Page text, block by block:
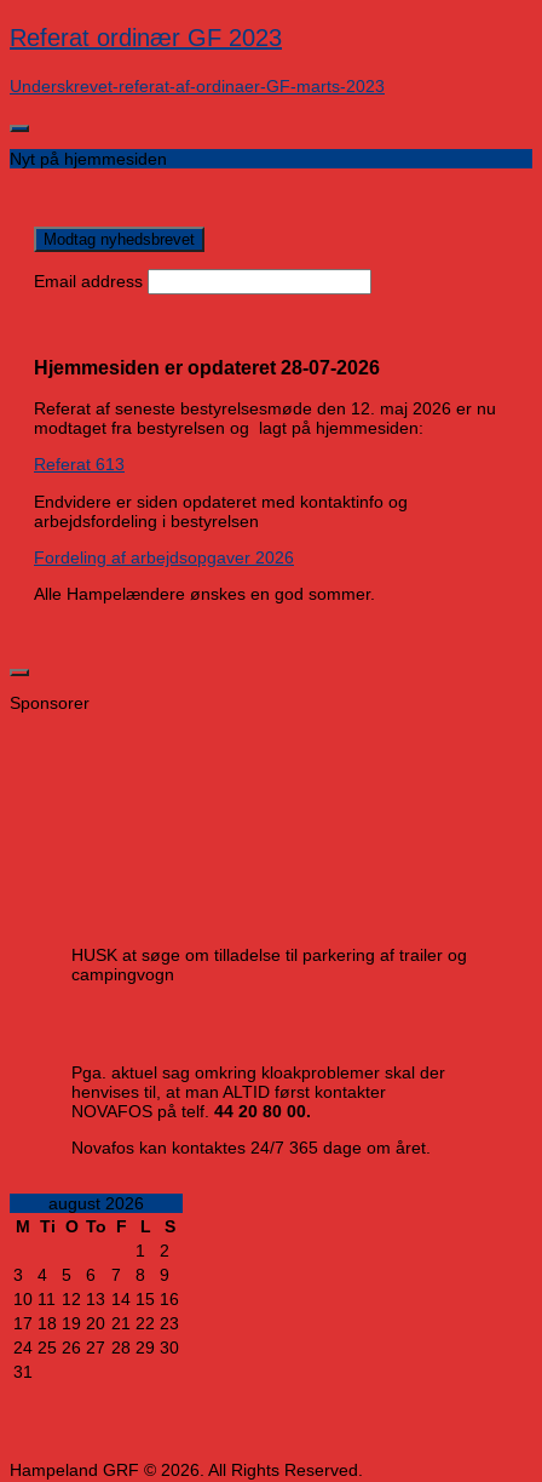
Referat ordinær GF 2023
Underskrevet-referat-af-ordinaer-GF-marts-2023
Nyt på hjemmesiden
Email address
Hjemmesiden er opdateret 28-07-2026
Referat af seneste bestyrelsesmøde den 12. maj 2026 er nu
modtaget fra bestyrelsen og lagt på hjemmesiden:
Referat 613
Endvidere er siden opdateret med kontaktinfo og
arbejdsfordeling i bestyrelsen
Fordeling af arbejdsopgaver 2026
Alle Hampelændere ønskes en god sommer.
Sponsorer
HUSK at søge om tilladelse til parkering af trailer og
campingvogn
Pga. aktuel sag omkring kloakproblemer skal der
henvises til, at man ALTID først kontakter
NOVAFOS på telf. 44 20 80 00.
Novafos kan kontaktes 24/7 365 dage om året.
august 2026
M Ti O To F L
S
1
2
3
4 5 6 7 8
9
10 11 12 13 14 15 16
17 18 19 20 21 22 23
24 25 26 27 28 29 30
31
Hampeland GRF © 2026. All Rights Reserved.